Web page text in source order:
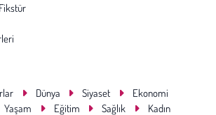
Dünya Siyaset
Ekonomi
Yaşam Eğitim Sağlık Kadın